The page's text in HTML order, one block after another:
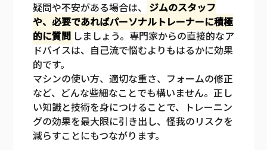
疑問や不安がある場合は、
ジムのスタッフ
や、必要であればパーソナルトレーナーに積極
的に質問 しましょう。専門家からの直接的なア
ドバイスは、自己流で悩むよりもはるかに効果
的です。
マシンの使い方、適切な重さ、フォームの修正
など、どんな些細なことでも構いません。正し
い知識と技術を身につけることで、トレーニン
グの効果を最大限に引き出し、怪我のリスクを
減らすことにもつながります。